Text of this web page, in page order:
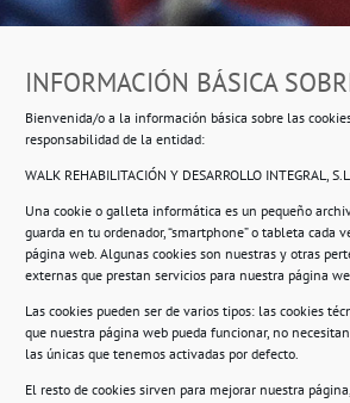
INFORMACIÓN BÁSICA
Bienvenida/o a la información básica sobre las
responsabilidad de la entidad:
WALK REHABILITACIÓN Y DESARROLLO INTEGRAL,
Una cookie o galleta informática es un pequeño
guarda en tu ordenador, “smartphone” o tableta cada
página web. Algunas cookies son nuestras y otras
externas que prestan servicios para nuestra página
Las cookies pueden ser de varios tipos: las cookies
que nuestra página web pueda funcionar, no
las únicas que tenemos activadas por defecto.
El resto de cookies sirven para mejorar nuestra
Ropero Solidario de Usera
Beasáin 25-33posterior, local 3 –
Información
Compromiso con la protección de
personales.